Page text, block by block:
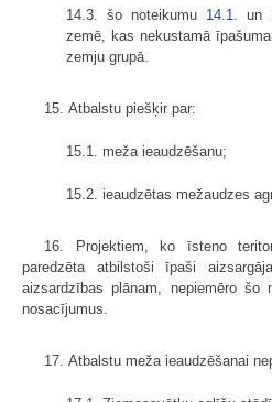
14.3. šo noteikumu 14.1. un
zemē, kas nekustamā
zemju grupā.
15. Atbalstu piešķir par:
15.1. meža ieaudzēšanu;
15.2. ieaudzētas mežaudzes
16. Projektiem, ko īsteno
paredzēta atbilstoši īpaši
aizsardzības plānam, nepiemēro šo
nosacījumus.
17. Atbalstu meža ieaudzēšanai